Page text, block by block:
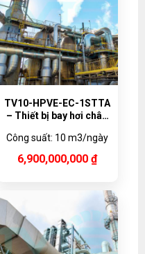
TV10-HPVE-EC-1STTA
– Thiết bị bay hơi chân
10,000 lít/ngày, Vật liệu
Titanium
Công suất: 10 m3/ngày
6,900,000,000 ₫